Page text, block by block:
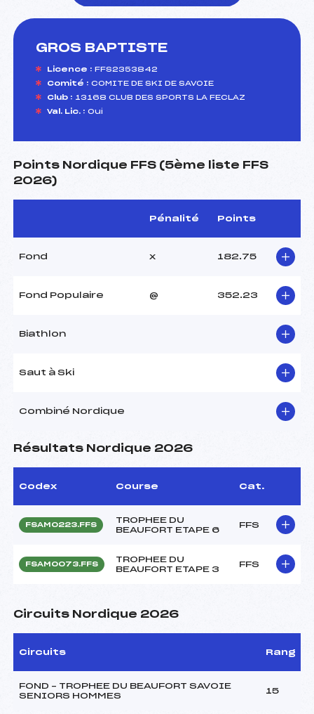
GROS BAPTISTE
Licence : FFS2353842
Comité : COMITE DE SKI DE SAVOIE
Club : 13168 CLUB DES SPORTS LA FECLAZ
Val. Lic. : Oui
Points Nordique FFS (5ème liste FFS
2026)
Pénalité Points
Fond x 182.75
Fond Populaire @ 352.23
Biathlon
Saut à Ski
Combiné Nordique
Résultats Nordique 2026
Codex Course Cat.
FSAM0223.FFS
TROPHEE DU
BEAUFORT ETAPE 6
FFS
FSAM0073.FFS
TROPHEE DU
BEAUFORT ETAPE 3
FFS
Circuits Nordique 2026
Circuits Rang
FOND – TROPHEE DU BEAUFORT SAVOIE
SENIORS HOMMES
15